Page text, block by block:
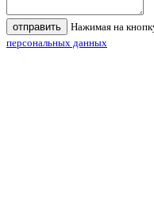
отправить Нажимая на
персональных данных